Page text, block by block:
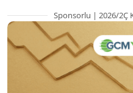
Sponsorlu | 2026/2Ç